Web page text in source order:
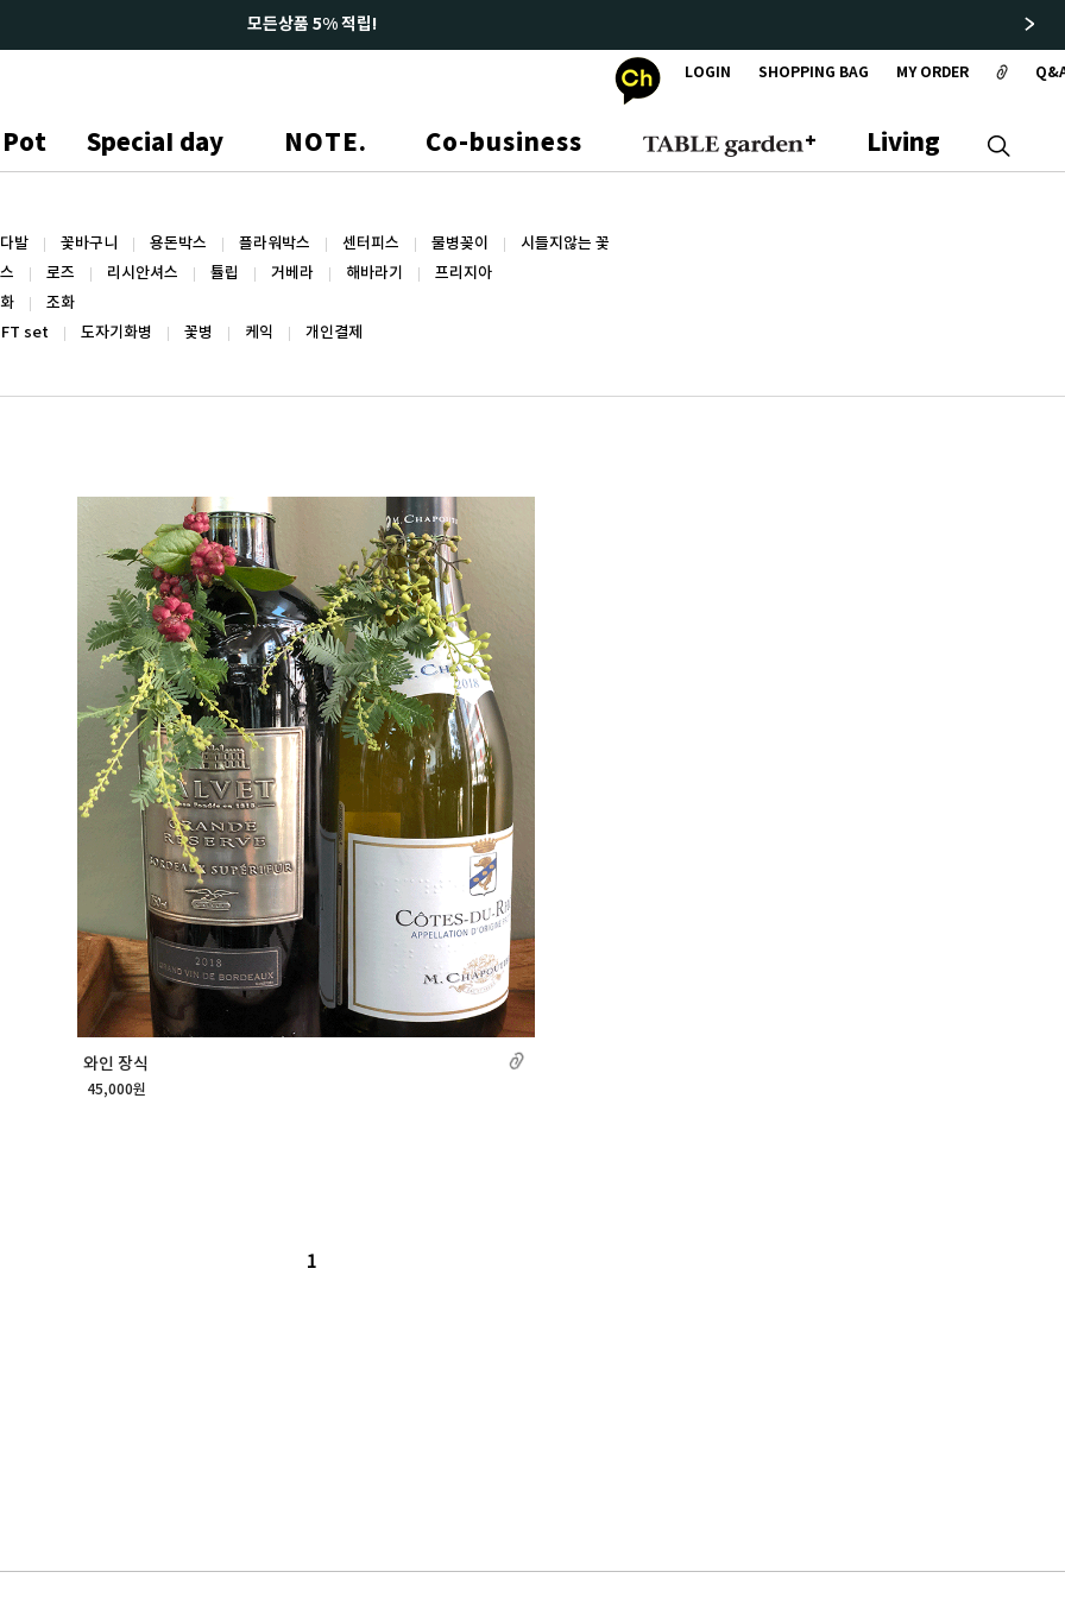
LOGIN SHOPPING BAG MY ORDER
Pot SpeciaI day NOTE. Co-business Living
발 꽃바구니 용돈박스 플라워박스 센터피스 물병꽂이
시들지않는 꽃
로즈 리시안셔스 튤립 거베라 해바라기
프리지아
조화
set
도자기화병 꽃병 케익 개인결제
와인 장식
45,000원
1